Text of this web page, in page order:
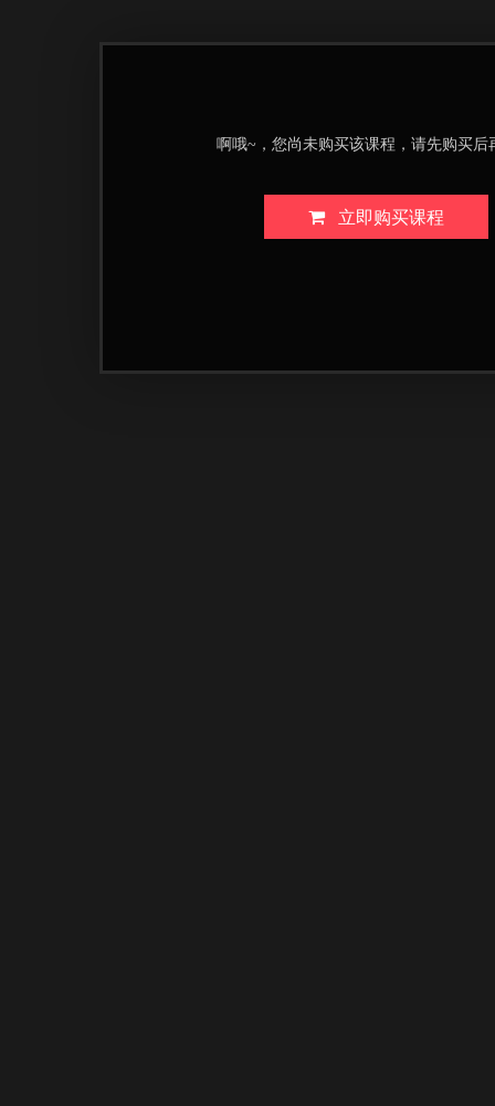
啊哦~，您尚未购买该课程，请先购买后
立即购买课程